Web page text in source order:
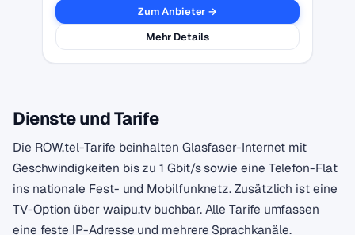
Zum Anbieter →
Mehr Details
Dienste und Tarife
Die ROW.tel-Tarife beinhalten Glasfaser-Internet mit
Geschwindigkeiten bis zu 1 Gbit/s sowie eine Telefon-Flat
ins nationale Fest- und Mobilfunknetz. Zusätzlich ist eine
TV-Option über waipu.tv buchbar. Alle Tarife umfassen
eine feste IP-Adresse und mehrere Sprachkanäle.